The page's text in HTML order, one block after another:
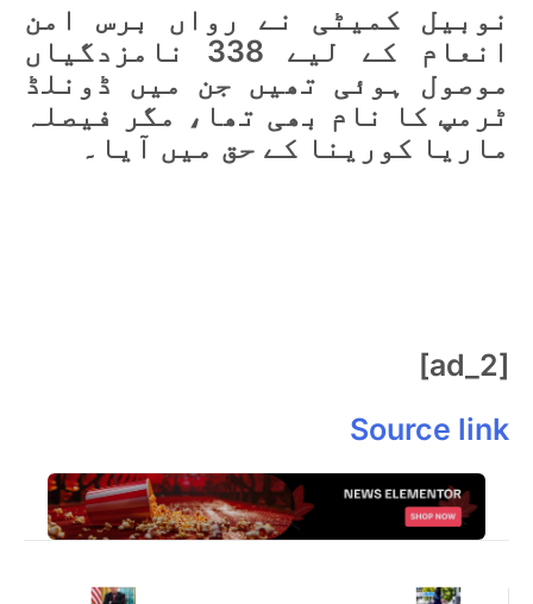
نوبیل کمیٹی نے رواں برس امن
انعام کے لیے 338 نامزدگیاں
موصول ہوئی تھیں جن میں ڈونلڈ
ٹرمپ کا نام بھی تھا، مگر فیصلہ
ماریا کورینا کے حق میں آیا۔
[ad_2]
Source link